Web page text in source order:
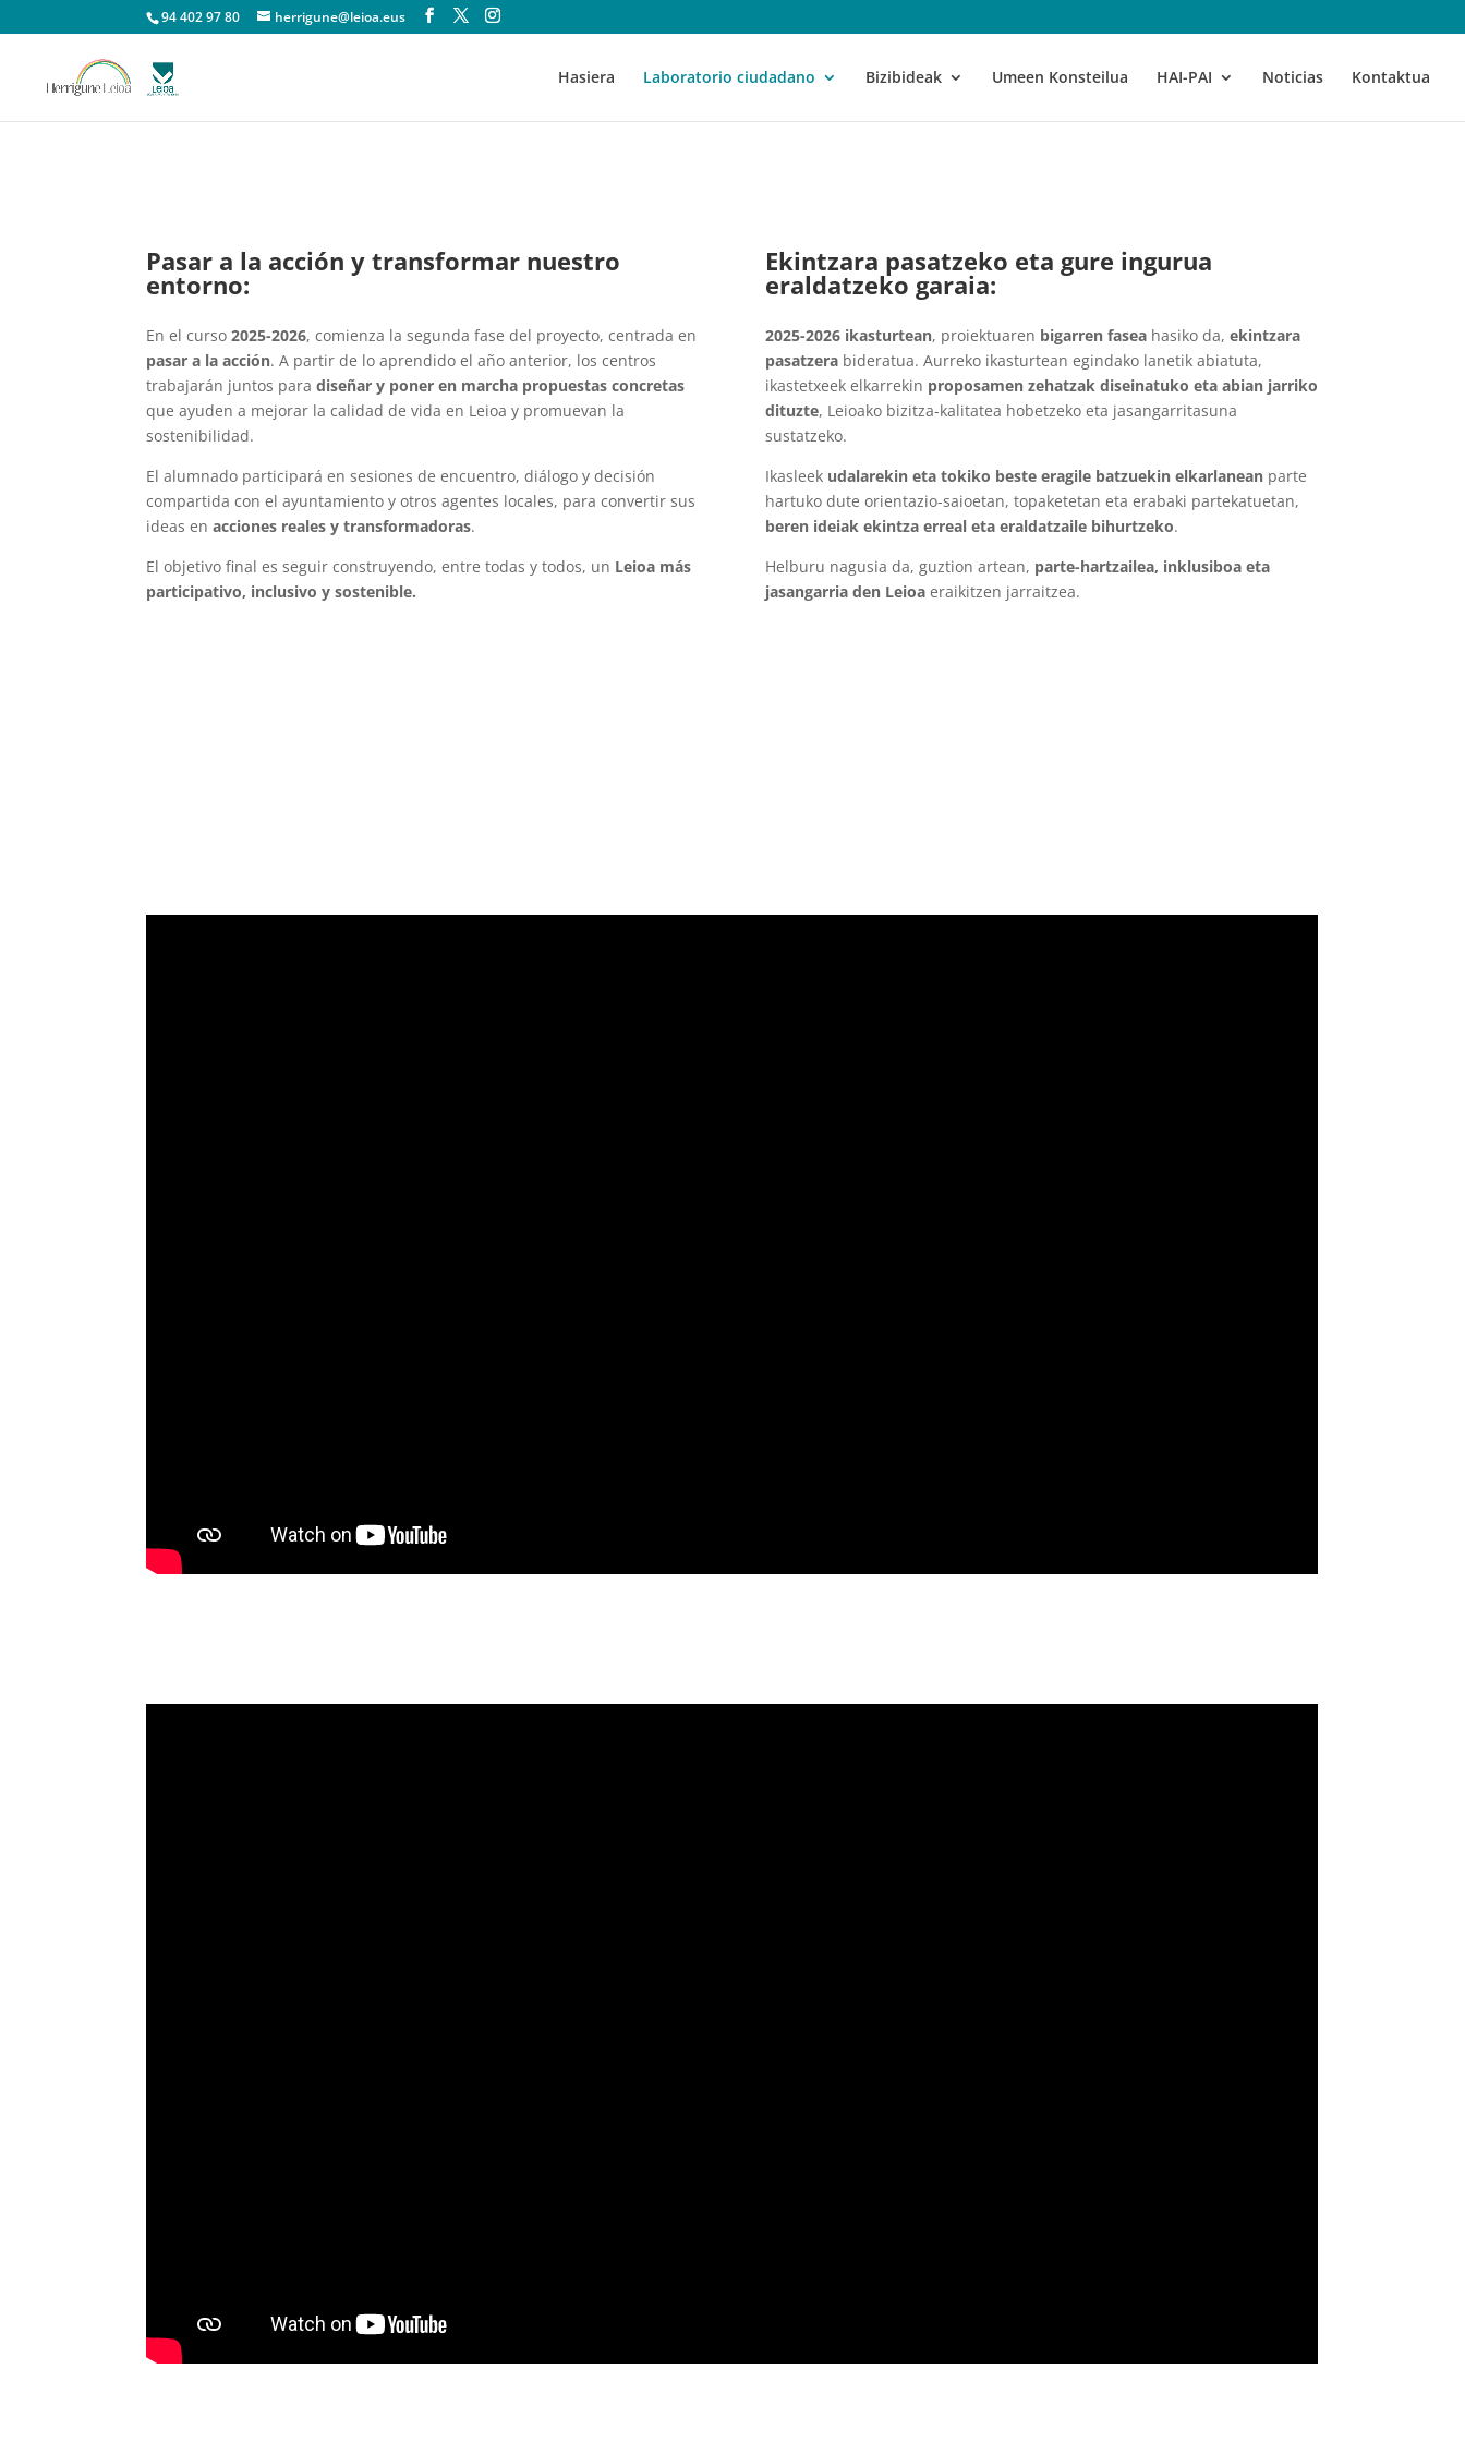
94 402 97 80 herrigune@leioa.eus
Hasiera Laboratorio ciudadano Bizibideak Umeen Konsteilua HAI-PAI Noticias Kontaktua
Pasar a la acción y transformar nuestro
entorno:
En el curso2025-2026, comienza la segunda fase del proyecto, centrada en
pasar a la acción. A partir de lo aprendido el año anterior, los centros
trabajarán juntos paradiseñar y poner en marcha propuestas concretas
que ayuden a mejorar la calidad de vida en Leioa y promuevan la
sostenibilidad.
El alumnado participará en sesiones de encuentro, diálogo y decisión
compartida con el ayuntamiento y otros agentes locales, para convertir sus
ideas enacciones reales y transformadoras.
El objetivo final es seguir construyendo, entre todas y todos, un Leioa más
participativo, inclusivo y sostenible.
Ekintzara pasatzeko eta gure ingurua
eraldatzeko garaia:
2025-2026 ikasturtean, proiektuaren bigarren faseahasiko da, ekintzara
pasatzerabideratua. Aurreko ikasturtean egindako lanetik abiatuta,
ikastetxeek elkarrekin proposamen zehatzak diseinatuko eta abian jarriko
dituzte, Leioako bizitza-kalitatea hobetzeko eta jasangarritasuna
sustatzeko.
Ikasleek udalarekin eta tokiko beste eragile batzuekin elkarlaneanparte
hartuko dute orientazio-saioetan, topaketetan eta erabaki partekatuetan,
beren ideiak ekintza erreal eta eraldatzaile bihurtzeko.
Helburu nagusia da, guztion artean, parte-hartzailea, inklusiboa eta
jasangarria den Leioaeraikitzen jarraitzea.